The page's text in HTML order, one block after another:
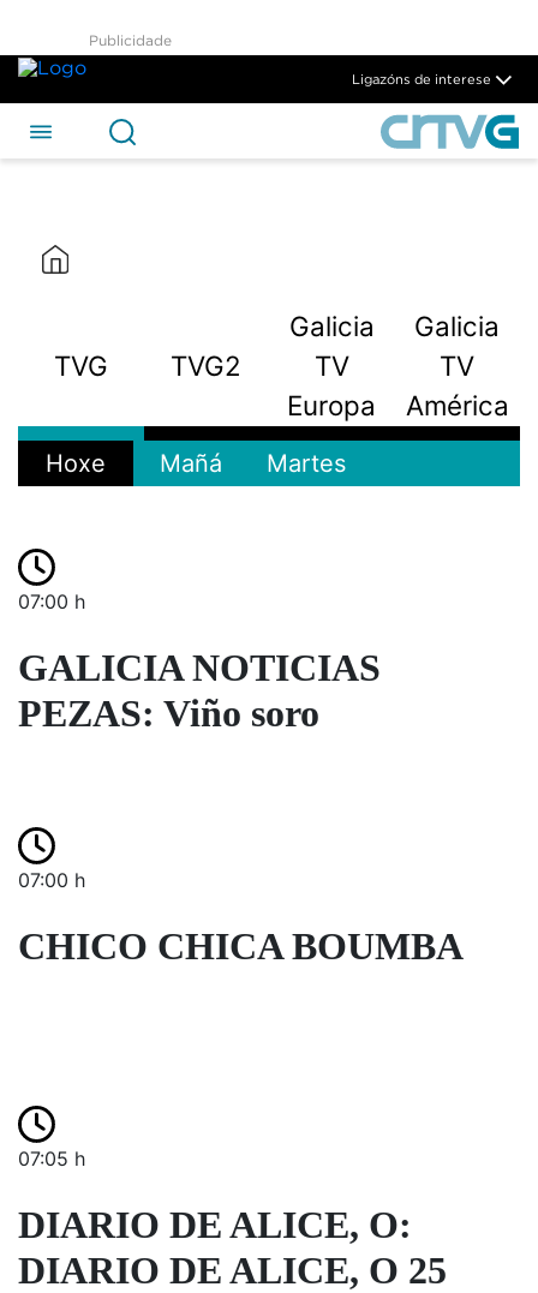
Publicidade
Ligazóns de interese
TVG TVG2
Galicia
TV
Europa
Galicia
TV
América
Hoxe Mañá Martes
07:00 h
GALICIA NOTICIAS
PEZAS: Viño soro
07:00 h
CHICO CHICA BOUMBA
07:05 h
DIARIO DE ALICE, O:
DIARIO DE ALICE, O 25